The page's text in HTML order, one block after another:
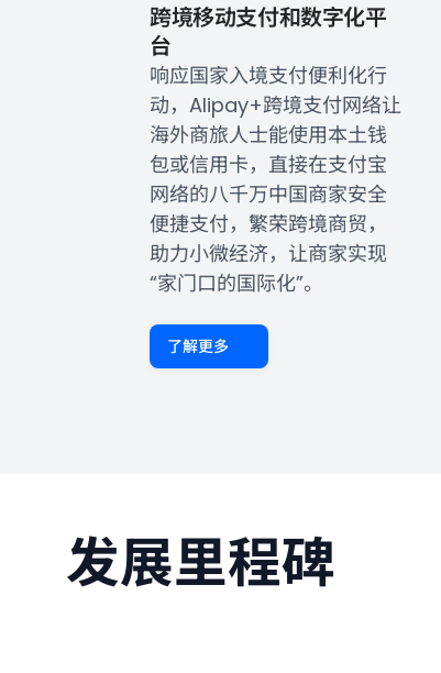
跨境移动支付和数字化平
台
响应国家入境支付便利化行
动，Alipay+跨境支付网络让
海外商旅人士能使用本土钱
包或信用卡，直接在支付宝
网络的八千万中国商家安全
便捷支付，繁荣跨境商贸，
助力小微经济，让商家实现
“家门口的国际化”。
了解更多
发展里程碑